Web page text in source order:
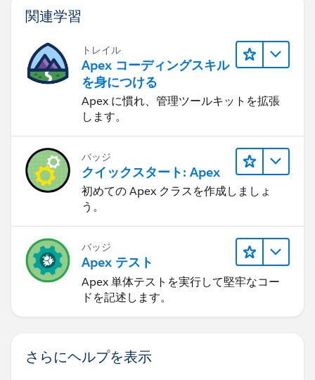
関連学習
トレイル
Apex コーディングスキル
を身につける
Apex に慣れ、管理ツールキットを拡張
します。
バッジ
クイックスタート: Apex
初めての Apex クラスを作成しましょ
う。
バッジ
Apex テスト
Apex 単体テストを実行して堅牢なコー
ドを記述します。
さらにヘルプを表示